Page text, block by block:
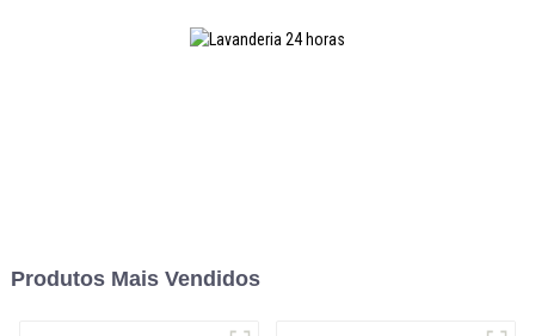
Produtos Mais Vendidos